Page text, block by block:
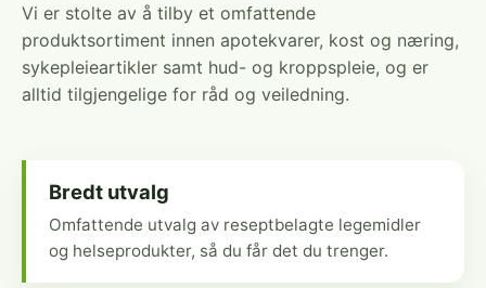
Vi er stolte av å tilby et omfattende
produktsortiment innen apotekvarer, kost og næring,
sykepleieartikler samt hud- og kroppspleie, og er
alltid tilgjengelige for råd og veiledning.
Bredt utvalg
Omfattende utvalg av reseptbelagte legemidler
og helseprodukter, så du får det du trenger.